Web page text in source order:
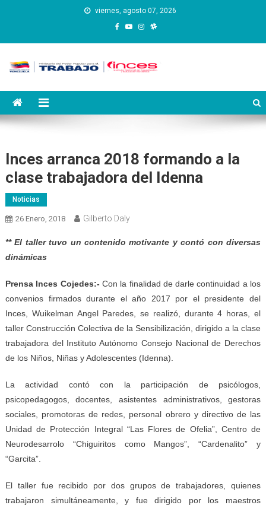
viernes, agosto 07, 2026
Instituto Nacional de
Capacitación y Educación
Inces arranca 2018 formando a la
clase trabajadora del Idenna
Noticias
26 Enero, 2018 Gilberto Daly
** El taller tuvo un contenido motivante y contó con diversas
dinámicas
Prensa Inces Cojedes:- Con la finalidad de darle continuidad a los
convenios firmados durante el año 2017 por el presidente del
Inces, Wuikelman Angel Paredes, se realizó, durante 4 horas, el
taller Construcción Colectiva de la Sensibilización, dirigido a la clase
trabajadora del Instituto Autónomo Consejo Nacional de Derechos
de los Niños, Niñas y Adolescentes (Idenna).
La actividad contó con la participación de psicólogos,
psicopedagogos, docentes, asistentes administrativos, gestoras
sociales, promotoras de redes, personal obrero y directivo de las
Unidad de Protección Integral “Las Flores de Ofelia”, Centro de
Neurodesarrolo “Chiguiritos como Mangos”, “Cardenalito” y
“Garcita”.
El taller fue recibido por dos grupos de trabajadores, quienes
trabajaron simultáneamente, y fue dirigido por los maestros